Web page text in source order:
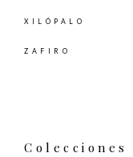
XILÓPALO
ZAFIRO
Colecciones